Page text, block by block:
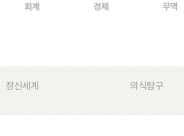
회계 경제 무역
정신세계 의식탐구